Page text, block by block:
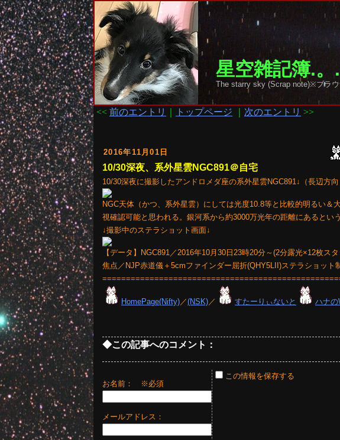
星空雑記簿.
The starry sky (Scrap note)※ブラ
<< 前のエントリ トップページ 次のエントリ >>
2016年11月01日
10/30深夜、系外星雲NGC891＠自宅
10/30深夜に撮影したアンドロメダ座の系外星雲NGC891↓（長辺方向
NGC天体（かつ、系外星雲）にしては光度10.8等と比較的明るい
視確認可能と思われる。銀河系から約3000万光年の距離にあるという
↓撮影中のステラショット画面↓
【データ】NGC891／2016年10月30日23時20分～(2分露光×12枚
焦点／NJP赤道儀＋5cmファインダー屈折(QHY5LII)ステラショット
HomePage(Nifty)／(NSK)／ すたーりぃないと ハナの
◆この記事へのコメント：
お名前： ※必須
メールアドレス：
この情報を保存する